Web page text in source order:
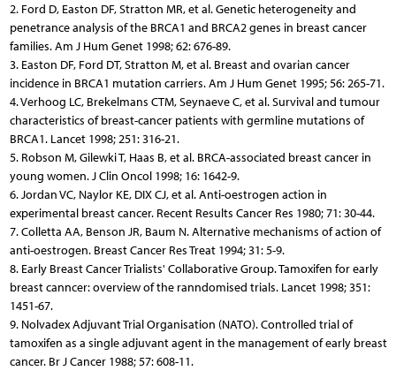
2. Ford D, Easton DF, Stratton MR, et al. Genetic heterogeneity and
penetrance analysis of the BRCA1 and BRCA2 genes in breast cancer
families. Am J Hum Genet 1998; 62: 676-89.
3. Easton DF, Ford DT, Stratton M, et al. Breast and ovarian cancer
incidence in BRCA1 mutation carriers. Am J Hum Genet 1995; 56: 265-71.
4. Verhoog LC, Brekelmans CTM, Seynaeve C, et al. Survival and tumour
characteristics of breast-cancer patients with germline mutations of
BRCA1. Lancet 1998; 251: 316-21.
5. Robson M, Gilewki T, Haas B, et al. BRCA-associated breast cancer in
young women. J Clin Oncol 1998; 16: 1642-9.
6. Jordan VC, Naylor KE, DIX CJ, et al. Anti-oestrogen action in
experimental breast cancer. Recent Results Cancer Res 1980; 71: 30-44.
7. Colletta AA, Benson JR, Baum N. Alternative mechanisms of action of
anti-oestrogen. Breast Cancer Res Treat 1994; 31: 5-9.
8. Early Breast Cancer Trialists' Collaborative Group. Tamoxifen for early
breast canncer: overview of the ranndomised trials. Lancet 1998; 351:
1451-67.
9. Nolvadex Adjuvant Trial Organisation (NATO). Controlled trial of
tamoxifen as a single adjuvant agent in the management of early breast
cancer. Br J Cancer 1988; 57: 608-11.